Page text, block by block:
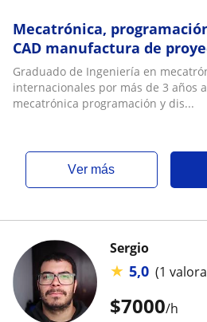
Mecatrónica,
CAD manufactura de
Graduado de Ingeniería en
internacionales por más de 3 años
mecatrónica programación y dis...
ver más
$7000/h
Sergio
★ 5,0 (1